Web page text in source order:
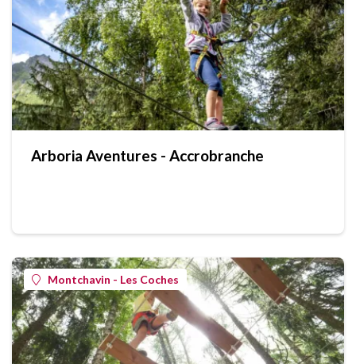
Arboria Aventures - Accrobranche
Montchavin - Les Coches